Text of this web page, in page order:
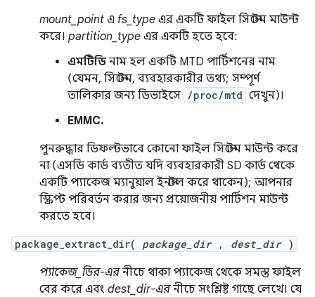
mount_point এ fs_type এর একটি ফাইল সিস্টেম মাউন্ট
করে। partition_type এর একটি হতে হবে:
এমটিডি নাম হল একটি MTD পার্টিশনের নাম
(যেমন, সিস্টেম, ব্যবহারকারীর তথ্য; সম্পূর্ণ
তালিকার জন্য ডিভাইসে /proc/mtd দেখুন)।
EMMC.
পুনরুদ্ধার ডিফল্টভাবে কোনো ফাইল সিস্টেম মাউন্ট করে
না (এসডি কার্ড ব্যতীত যদি ব্যবহারকারী SD কার্ড থেকে
একটি প্যাকেজ ম্যানুয়াল ইনস্টল করে থাকেন); আপনার
স্ক্রিপ্ট পরিবর্তন করার জন্য প্রয়োজনীয় পার্টিশন মাউন্ট
করতে হবে।
package_extract_dir( package_dir, dest_dir)
প্যাকেজ_ডির-এরনীচে থাকা প্যাকেজ থেকে সমস্ত ফাইল
বের করে এবং dest_dir-এরনীচে সংশ্লিষ্ট গাছে লেখে। যে